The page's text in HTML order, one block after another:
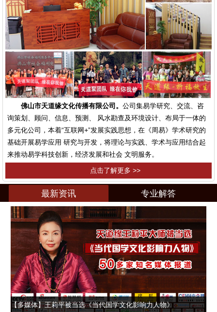
佛山市天道缘文化传播有限公司。 公司集易学研究、交流、咨
询策划、顾问、信息、预测、 风水勘查及环境设计、布局于一体的
多元化公司，本着“互联网+”发展实践思想，在《周易》学术研究的
基础开展易学应用 研究与开发，将理论与实践、学术与应用结合起
来推动易学科技创新，经济发展和社会 文明服务。
点击了解更多 >>
最新资讯 专业解答
【多媒体】王莉平被当选《当代国学文化影响力人物》